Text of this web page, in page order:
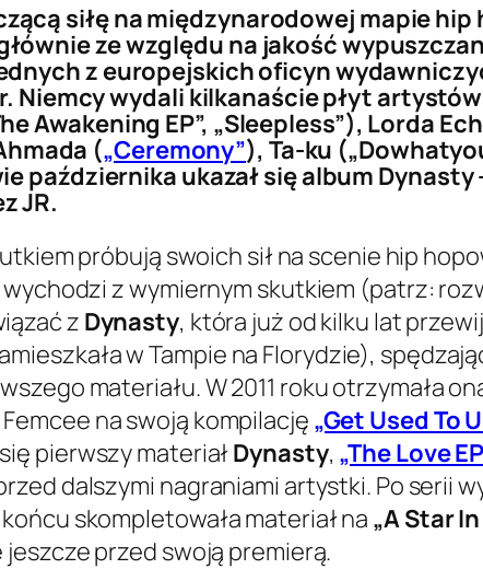
siłę na międzynarodowej mapie hip
ze względu na jakość
z europejskich oficyn
Niemcy wydali kilkanaście płyt
Awakening EP”, „Sleepless”), Lorda
(„Ceremony”), Ta-ku
października ukazał się album Dynasty
JR.
próbują swoich sił na scenie hip
z wymiernym skutkiem (patrz:
z Dynasty, która już od kilku lat
w Tampie na Florydzie),
materiału. W 2011 roku otrzymała
na swoją kompilację „Get Used To
pierwszy materiałDynasty, „The Love
dalszymi nagraniami artystki. Po serii
skompletowała materiał na „A Star
przed swoją premierą.